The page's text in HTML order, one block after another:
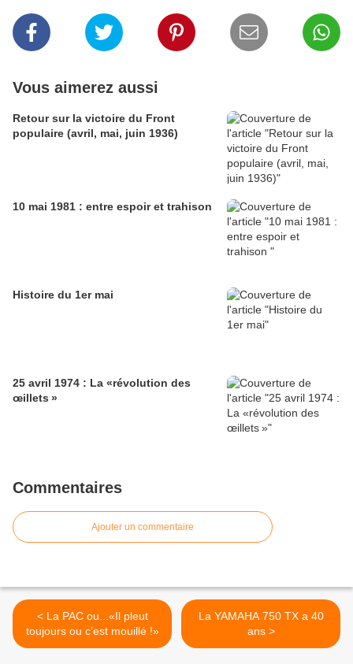
Vous aimerez aussi
Retour sur la victoire du Front
populaire (avril, mai, juin 1936)
10 mai 1981 : entre espoir et trahison
Histoire du 1er mai
25 avril 1974 : La «révolution des
œillets »
Commentaires
Ajouter un commentaire
< La PAC ou...«Il pleut
toujours ou c’est mouillé !»
La YAMAHA 750 TX a 40
ans >